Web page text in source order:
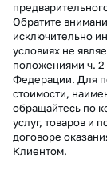
Обратите
исключительно
условиях не
положениями ч. 2
Федерации. Для
стоимости,
обращайтесь по
услуг, товаров и
договоре
Клиентом.